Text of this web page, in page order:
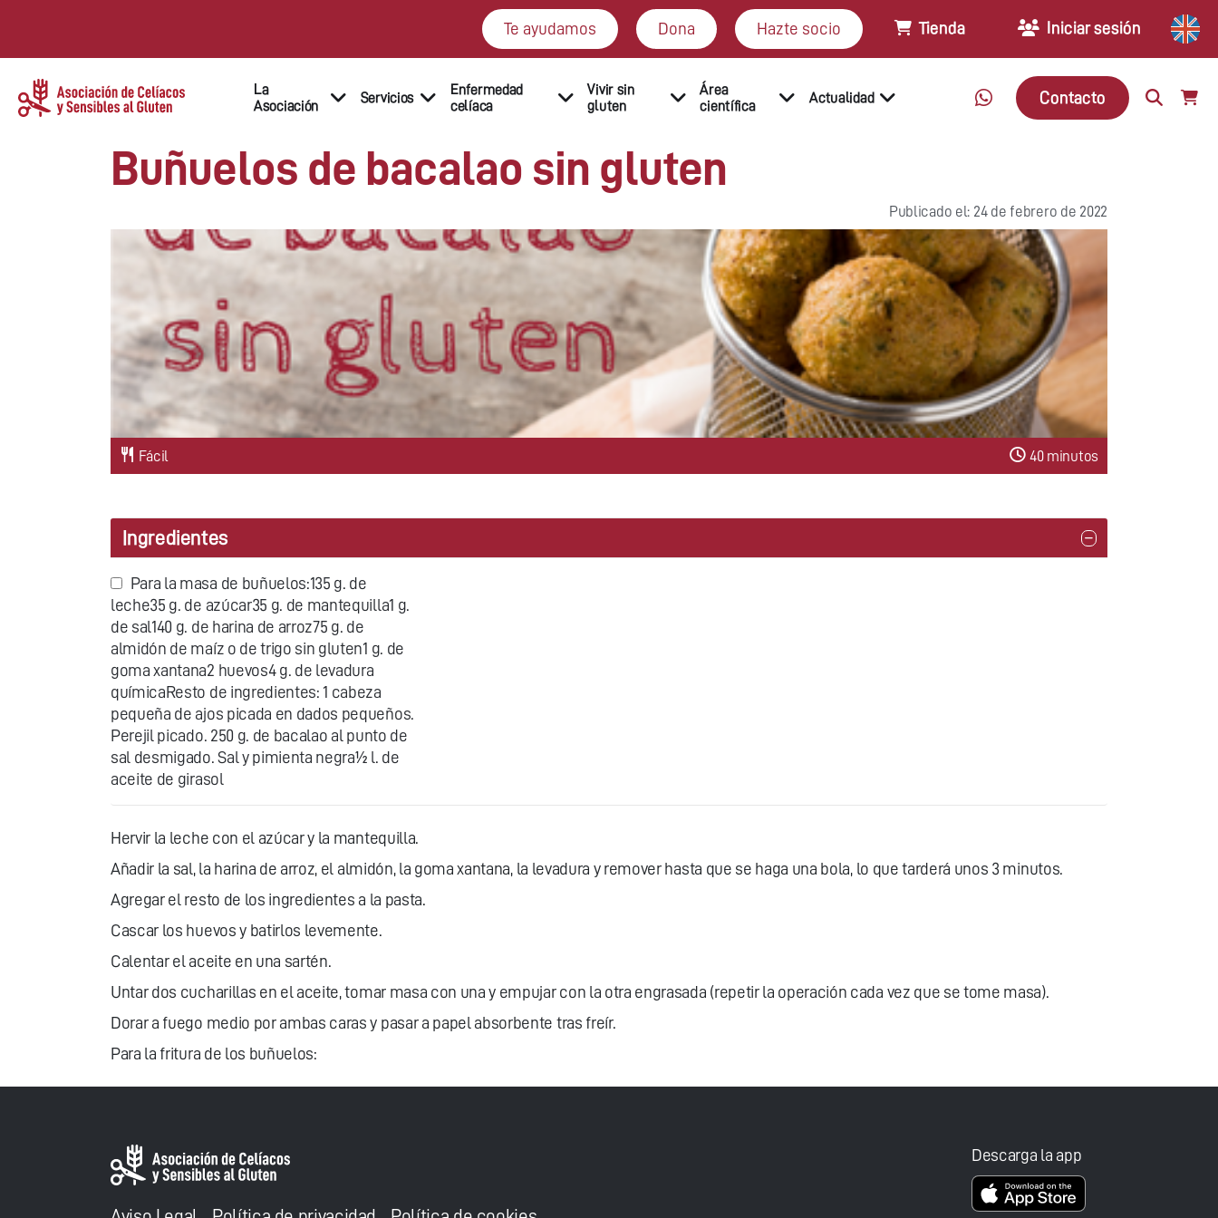
Te ayudamos Dona Hazte socio Tienda Iniciar sesión
La
Asociación
Servicios
Enfermedad
celíaca
Vivir sin
gluten
Área
científica
Actualidad Contacto
Buñuelos de bacalao sin gluten
Publicado el: 24 de febrero de 2022
Fácil 40 minutos
Ingredientes
Para la masa de buñuelos:135 g. de
leche35 g. de azúcar35 g. de mantequilla1 g.
de sal140 g. de harina de arroz75 g. de
almidón de maíz o de trigo sin gluten1 g. de
goma xantana2 huevos4 g. de levadura
químicaResto de ingredientes: 1 cabeza
pequeña de ajos picada en dados pequeños.
Perejil picado. 250 g. de bacalao al punto de
sal desmigado. Sal y pimienta negra½ l. de
aceite de girasol
Hervir la leche con el azúcar y la mantequilla.
Añadir la sal, la harina de arroz, el almidón, la goma xantana, la levadura y remover hasta que se haga una bola, lo que tarderá unos 3 minutos.
Agregar el resto de los ingredientes a la pasta.
Cascar los huevos y batirlos levemente.
Calentar el aceite en una sartén.
Untar dos cucharillas en el aceite, tomar masa con una y empujar con la otra engrasada (repetir la operación cada vez que se tome masa).
Dorar a fuego medio por ambas caras y pasar a papel absorbente tras freír.
Para la fritura de los buñuelos:
Descarga la app